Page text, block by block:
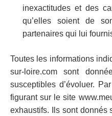
inexactitudes et des
qu’elles soient de
partenaires qui lui
Toutes les informations
sur-loire.com sont
susceptibles d’évoluer.
figurant sur le site
exhaustifs. Ils sont donnés